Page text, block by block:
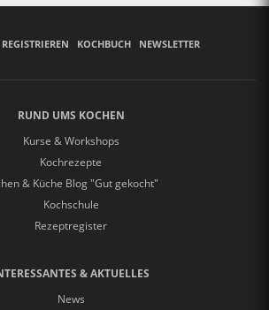
KOCHBUCH NEWSLETTER
RUND UMS KOCHEN
Kurse & Workshops
Kochrezepte
& Küche Blog "Gut gekocht"
Kochschule
Rezeptregister
& AKTUELLES
News